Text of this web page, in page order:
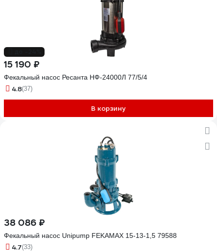
15 190 ₽
Фекальный насос Ресанта НФ-24000Л 77/5/4
4.8(37)
В корзину
38 086 ₽
Фекальный насос Unipump FEKAMAX 15-13-1,5 79588
4.7(33)